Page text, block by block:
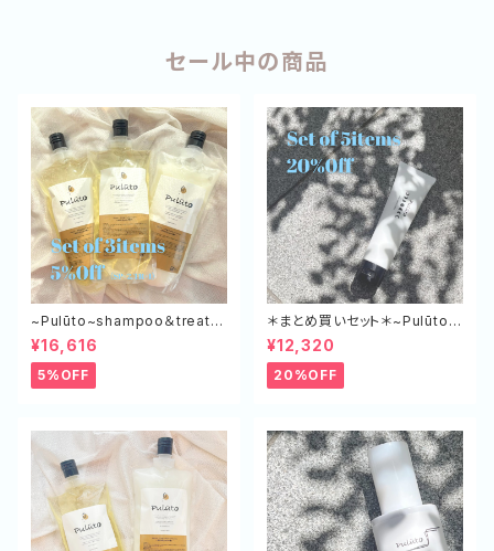
セール中の商品
~Pulūto~shampoo＆treatm
ent エコボトル（SP×２,TR×１）
¥16,616
5%OFF
＊まとめ買いセット＊~Pulūto~
ケアミルク+ 5本セット
¥12,320
20%OFF